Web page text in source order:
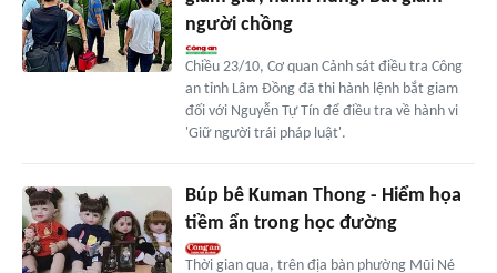
người chồng
Chiều 23/10, Cơ quan Cảnh sát điều tra Công
an tỉnh Lâm Đồng đã thi hành lệnh bắt giam
đối với Nguyễn Tự Tín để điều tra về hành vi
'Giữ người trái pháp luật'.
Búp bê Kuman Thong - Hiểm họa
tiềm ẩn trong học đường
Thời gian qua, trên địa bàn phường Mũi Né